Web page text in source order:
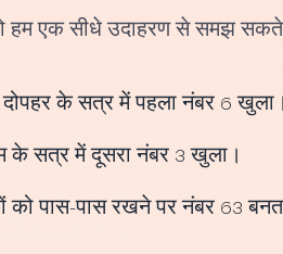
हम एक सीधे उदाहरण से समझ
के सत्र में पहला नंबर 6 खुला।
के सत्र में दूसरा नंबर 3 खुला।
को पास-पास रखने पर नंबर 63